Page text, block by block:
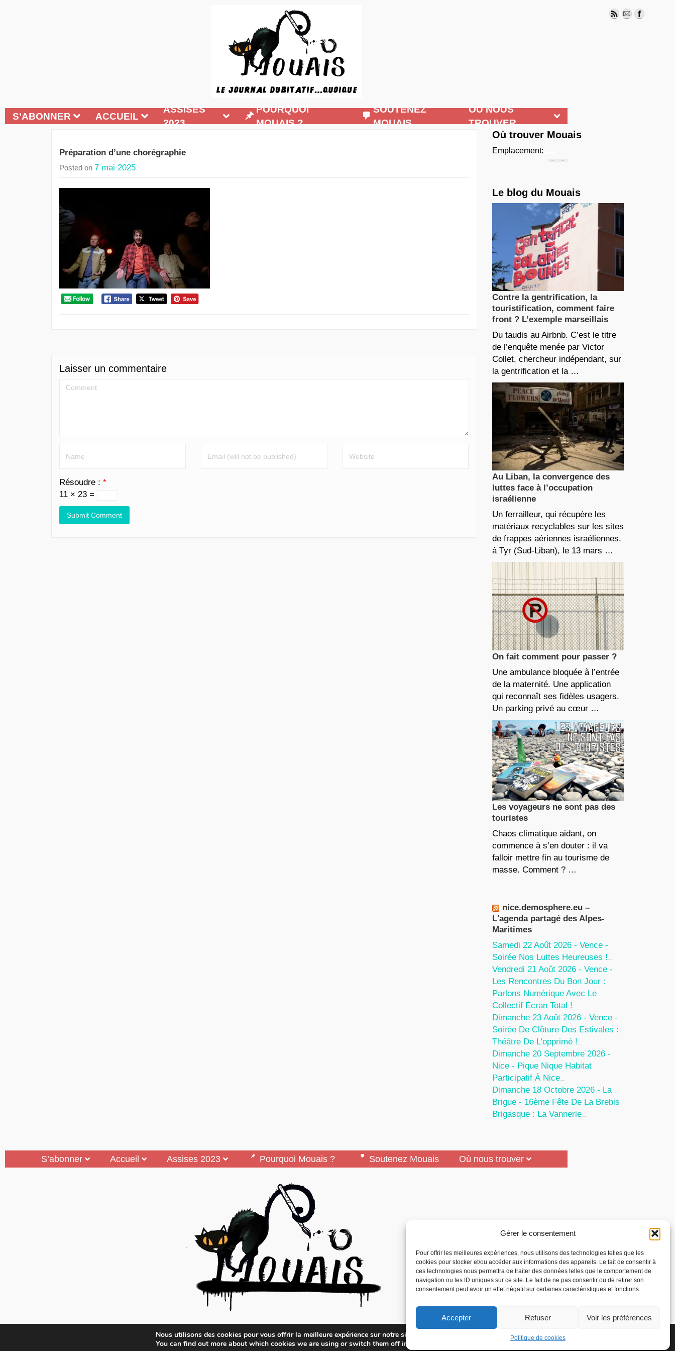
Gérer le consentement
Pour offrir les meilleures expériences, nous utilisons des technologies telles que les
cookies pour stocker et/ou accéder aux informations des appareils. Le fait de consentir à
ces technologies nous permettra de traiter des données telles que le comportement de
navigation ou les ID uniques sur ce site. Le fait de ne pas consentir ou de retirer son
consentement peut avoir un effet négatif sur certaines caractéristiques et fonctions.
Accepter Refuser Voir les préférences
Politique de cookies
S’ABONNER ACCUEIL
ASSISES
2023
POURQUOI
MOUAIS ?
SOUTENEZ
MOUAIS
OÙ NOUS
TROUVER
Préparation d’une chorégraphie
Posted on 7 mai 2025
Laisser un commentaire
Résoudre : *
11 × 23 =
Où trouver Mouais
Emplacement:
Le blog du Mouais
Contre la gentrification, la
touristification, comment faire
front ? L’exemple marseillais
Du taudis au Airbnb. C’est le titre
de l’enquête menée par Victor
Collet, chercheur indépendant, sur
la gentrification et la …
Au Liban, la convergence des
luttes face à l’occupation
israélienne
Un ferrailleur, qui récupère les
matériaux recyclables sur les sites
de frappes aériennes israéliennes,
à Tyr (Sud-Liban), le 13 mars …
On fait comment pour passer ?
Une ambulance bloquée à l’entrée
de la maternité. Une application
qui reconnaît ses fidèles usagers.
Un parking privé au cœur …
Les voyageurs ne sont pas des
touristes
Chaos climatique aidant, on
commence à s’en douter : il va
falloir mettre fin au tourisme de
masse. Comment ? …
nice.demosphere.eu –
L'agenda partagé des Alpes-
Maritimes
Samedi 22 Août 2026 - Vence -
Soirée Nos Luttes Heureuses !
Vendredi 21 Août 2026 - Vence -
Les Rencontres Du Bon Jour :
Parlons Numérique Avec Le
Collectif Écran Total !
Dimanche 23 Août 2026 - Vence -
Soirée De Clôture Des Estivales :
Théâtre De L'opprimé !
Dimanche 20 Septembre 2026 -
Nice - Pique Nique Habitat
Participatif À Nice
Dimanche 18 Octobre 2026 - La
Brigue - 16ème Fête De La Brebis
Brigasque : La Vannerie
S’abonner Accueil Assises 2023 Pourquoi Mouais ? Soutenez Mouais Où nous trouver
Mouais, le mensuel dubitatif…quoique est édité par l’Association ARMA, Association Pour la Reconnaissance des
Médias Alternatifs – contact[at]mouais.org
Nous utilisons des cookies pour vous offrir la meilleure expérience sur notre site.
You can find out more about which cookies we are using or switch them off in